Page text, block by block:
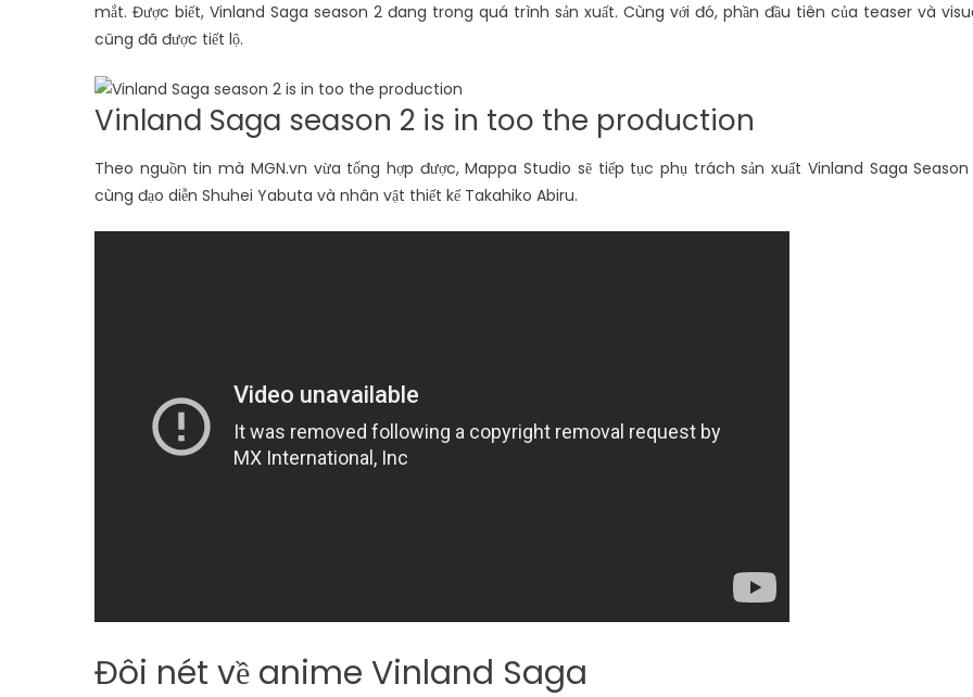
mắt. Được biết, Vinland Saga season 2 đang trong quá trình sản xuất. Cùng với đó, phần đầu tiên của teaser và
cũng đã được tiết lộ.
Vinland Saga season 2 is in too the production
Theo nguồn tin mà MGN.vn vừa tổng hợp được, Mappa Studio sẽ tiếp tục phụ trách sản xuất Vinland Saga
cùng đạo diễn Shuhei Yabuta và nhân vật thiết kế Takahiko Abiru.
Đôi nét về anime Vinland Saga